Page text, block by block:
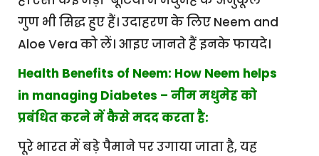
गुण भी सिद्ध हुए हैं। उदाहरण के लिए Neem and
Aloe Vera को लें। आइए जानते हैं इनके फायदे।
Health Benefits of Neem: How Neem helps
in managing Diabetes – नीम मधुमेह को
प्रबंधित करने में कैसे मदद करता है:
पूरे भारत में बड़े पैमाने पर उगाया जाता है, यह